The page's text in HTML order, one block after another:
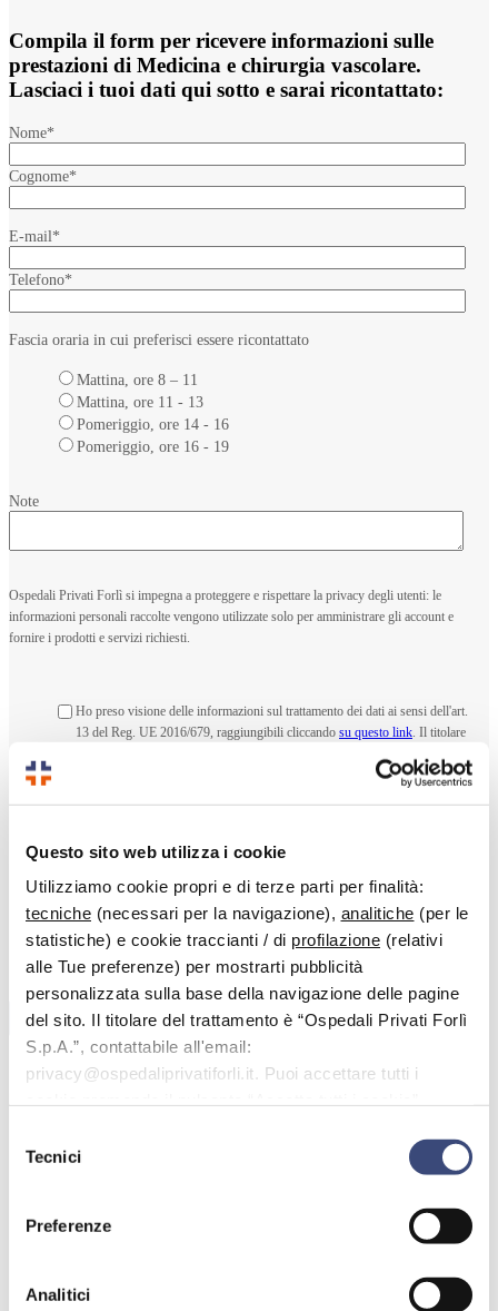
Questo sito web utilizza i cookie
Utilizziamo cookie propri e di terze parti per finalità:
tecniche (necessari per la navigazione), analitiche (per le
statistiche) e cookie traccianti / di profilazione (relativi
alle Tue preferenze) per mostrarti pubblicità
personalizzata sulla base della navigazione delle pagine
del sito. Il titolare del trattamento è “Ospedali Privati Forlì
S.p.A.”, contattabile all'email:
privacy@ospedaliprivatiforli.it. Puoi accettare tutti i
gestire le tue preferenze facendo clic su “Personalizza”.
delTecnici
Preferenze
Analitici
Compila il form per ricevere informazioni sulle
prestazioni di Medicina e chirurgia vascolare.
Lasciaci i tuoi dati qui sotto e sarai ricontattato:
Nome*
Cognome*
E-mail*
Telefono*
Fascia oraria in cui preferisci essere ricontattato
Mattina, ore 8 – 11
Mattina, ore 11 - 13
Pomeriggio, ore 14 - 16
Pomeriggio, ore 16 - 19
Note
Ospedali Privati Forlì si impegna a proteggere e rispettare la privacy degli utenti: le
informazioni personali raccolte vengono utilizzate solo per amministrare gli account e
fornire i prodotti e servizi richiesti.
Ho preso visione delle informazioni sul trattamento dei dati ai sensi dell'art.
13 del Reg. UE 2016/679, raggiungibili cliccando su questo link. Il titolare
privacy@ospedaliprivatiforli.it*
S.p.A.per la ricezione tramite email della newsletter e di altre informazioni
promozionali ed aggiornamenti con finalità di marketing, in qualsiasi
momento è possibile revocare tale consenso disiscrivendosi con le
funzionalità indicate in tutte le email, inviando un email a:
privacy@ospedaliprivatiforli.it, le modalità sono descritte nell'informativa
visibileda questo link.
Approfondimenti